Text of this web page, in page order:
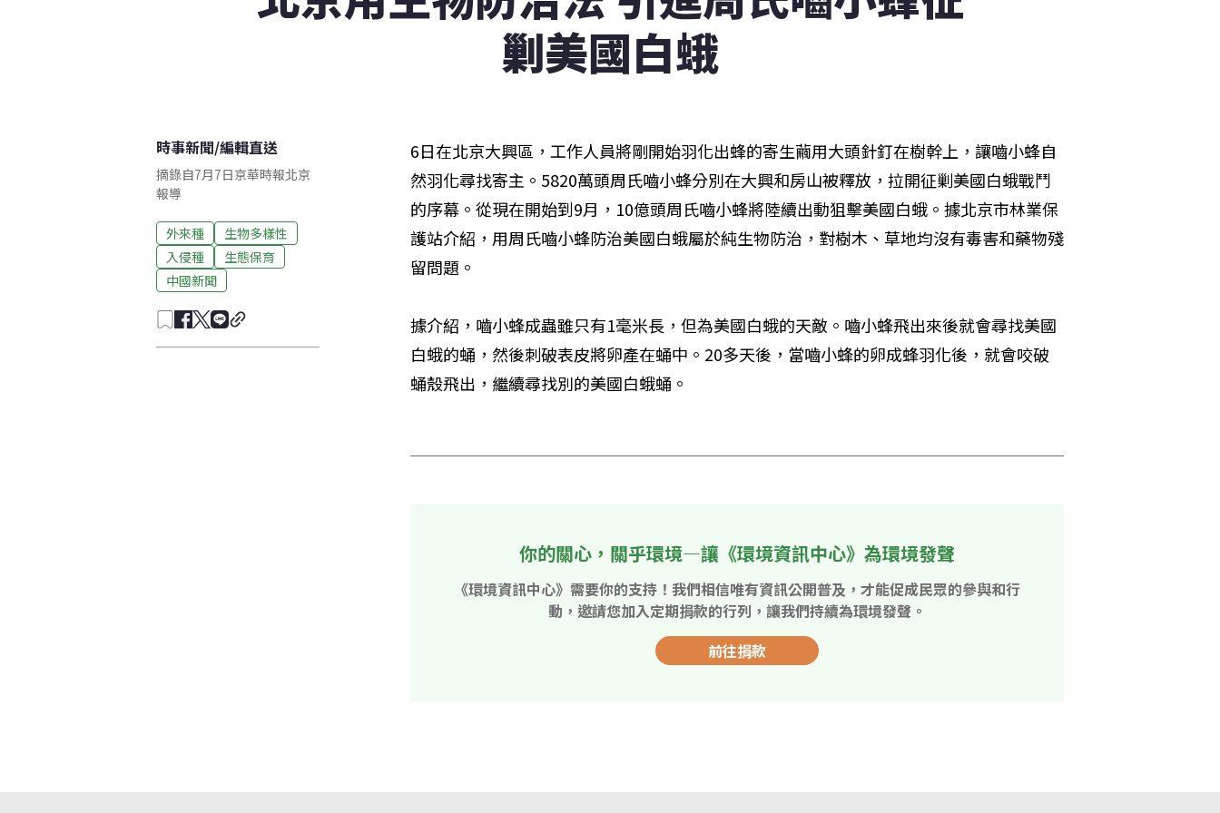
剿美國白蛾
時事新聞/編輯直送
摘錄自7月7日京華時報北京
報導
外來種
生物多樣性
入侵種
生態保育
中國新聞
6日在北京大興區，工作人員將剛開始羽化出蜂的寄生繭用大頭針釘在樹幹上，讓嚙小蜂自
然羽化尋找寄主。5820萬頭周氏嚙小蜂分別在大興和房山被釋放，拉開征剿美國白蛾戰鬥
的序幕。從現在開始到9月，10億頭周氏嚙小蜂將陸續出動狙擊美國白蛾。據北京市林業保
護站介紹，用周氏嚙小蜂防治美國白蛾屬於純生物防治，對樹木、草地均沒有毒害和藥物殘
留問題。
據介紹，嚙小蜂成蟲雖只有1毫米長，但為美國白蛾的天敵。嚙小蜂飛出來後就會尋找美國
白蛾的蛹，然後刺破表皮將卵產在蛹中。20多天後，當嚙小蜂的卵成蜂羽化後，就會咬破
蛹殼飛出，繼續尋找別的美國白蛾蛹。
你的關心，關乎環境—讓《環境資訊中心》為環境發聲
《環境資訊中心》需要你的支持！我們相信唯有資訊公開普及，才能促成民眾的參與和行
動，邀請您加入定期捐款的行列，讓我們持續為環境發聲。
前往捐款